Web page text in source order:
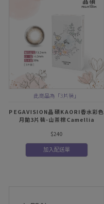
此商品為「3片裝」
PEGAVISION晶碩KAORI香水彩色
月拋3片裝-山茶棕Camellia
$240
加入配送單